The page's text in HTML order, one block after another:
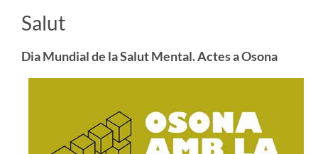
Salut
Dia Mundial de la Salut Mental. Actes a Osona